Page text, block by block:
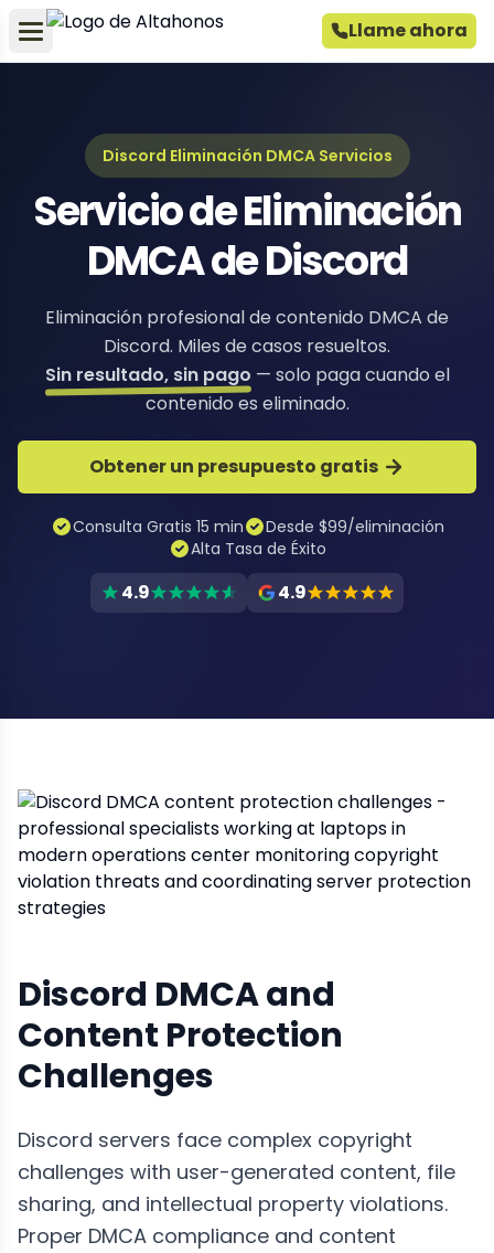
Llame ahora
Discord Eliminación DMCA Servicios
Servicio de Eliminación
DMCA de Discord
Eliminación profesional de contenido DMCA de
Discord. Miles de casos resueltos.
Sin resultado, sin pago — solo paga cuando el
contenido es eliminado.
Obtener un presupuesto gratis
Consulta Gratis 15 min
Desde $99/eliminación
Alta Tasa de Éxito
4.9 4.9
Discord DMCA and
Content Protection
Challenges
Discord servers face complex copyright
challenges with user-generated content, file
sharing, and intellectual property violations.
Proper DMCA compliance and content